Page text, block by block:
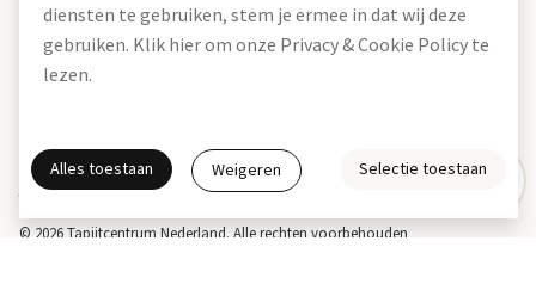
Werken bij
Montageservice
Blog
© 2026 Tapijtcentrum Nederland. Alle rechten voorbehouden
Actie- en betalingsvoorwaarden * Disclaimer
Gratis interieuradvies
diensten te gebruiken, stem je ermee in dat wij deze
gebruiken. Klik hier om onze Privacy & Cookie Policy te
lezen.
Alles toestaan Weigeren Selectie toestaan